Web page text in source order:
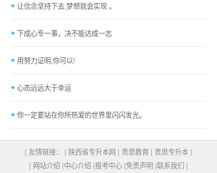
让信念坚持下去,梦想就会实现 。
下成心专一事，决不能达成一志
用努力证明,你可以!
心态远远大于幸运
你一定要站在你所热爱的世界里闪闪发光。
| 友情链接： | 陕西省专升本网 | 贵思教育 | 贵思专升本 |
| 网站介绍 |中心介绍 |报考中心 |免责声明 |联系我们 |